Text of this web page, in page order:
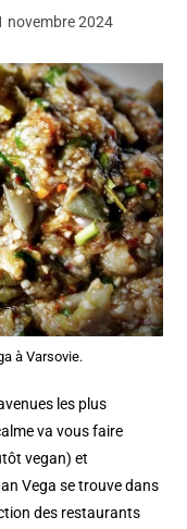
novembre 2024
à Varsovie.
les plus
va vous faire
vegan) et
Vega se trouve dans
des restaurants